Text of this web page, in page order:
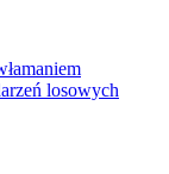
losowych